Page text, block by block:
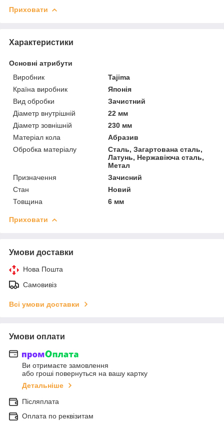
Приховати
Характеристики
Основні атрибути
Виробник
Tajima
Країна виробник
Японія
Вид обробки
Зачистний
Діаметр внутрішній
22 мм
Діаметр зовнішній
230 мм
Матеріал кола
Абразив
Обробка матеріалу
Сталь, Загартована сталь,
Латунь, Нержавіюча сталь,
Метал
Призначення
Зачисний
Стан
Новий
Товщина
6 мм
Приховати
Умови доставки
Нова Пошта
Самовивіз
Всі умови доставки
Умови оплати
Ви отримаєте замовлення
або гроші повернуться на вашу картку
Детальніше
Післяплата
Оплата по реквізитам